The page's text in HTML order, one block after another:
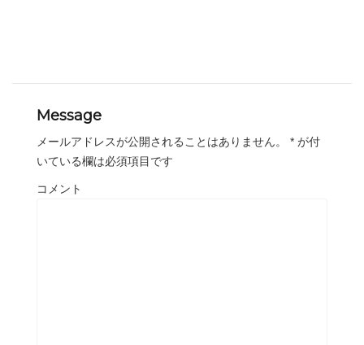
Message
メールアドレスが公開されることはありません。 * が付
いている欄は必須項目です
コメント